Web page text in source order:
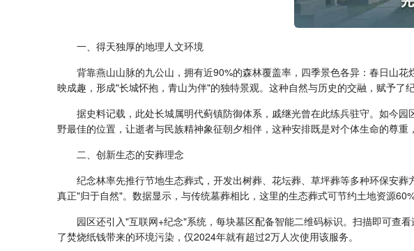
一、得天独厚的地理人文环境
背靠燕山山脉的九公山，拥有近90%的森林覆盖率，四季景色各异：春日山
映成趣，形成"长城怀抱，青山为伴"的独特景观。这种自然与历史的交融，赋予
据史料记载，此处长城属明代蓟镇防御体系，戚继光曾在此练兵驻守。如今
野最佳的位置，让逝者与民族精神象征朝夕相伴，这种安排既是对个体生命的尊重
二、创新生态的安葬理念
纪念林率先推行节地生态葬式，开发出树葬、花坛葬、草坪葬等多种环保安
真正"归于自然"。数据显示，与传统墓葬相比，这里的生态葬式可节约土地资源
园区还引入"互联网+纪念"系统，每块墓区配备智能二维码标识。扫描即可查
了焚烧纸钱带来的环境污染，仅2024年就有超过2万人次使用该服务。